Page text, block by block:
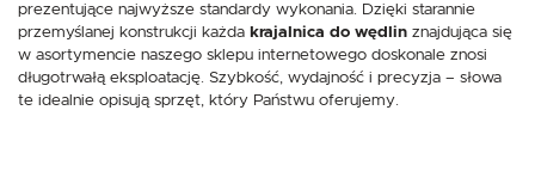
prezentujące najwyższe standardy wykonania. Dzięki starannie
przemyślanej konstrukcji każda krajalnica do wędlin znajdująca się
w asortymencie naszego sklepu internetowego doskonale znosi
długotrwałą eksploatację. Szybkość, wydajność i precyzja – słowa
te idealnie opisują sprzęt, który Państwu oferujemy.
Niezbędne
Niezbędne pliki cookies służą do prawidłowego funkcjonowania strony
i umożliwiają Ci komfortowe korzystanie z oferowanych przez nas usług.
ZAPISZ